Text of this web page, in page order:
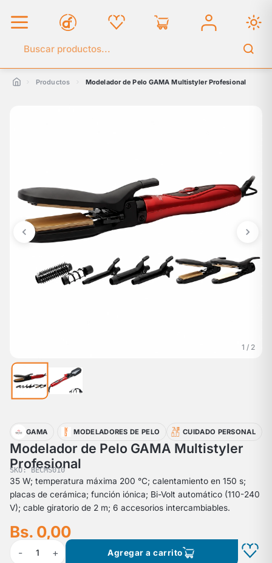
Buscar en el catálogo
Productos Modelador de Pelo GAMA Multistyler Profesional
1 / 2
GAMA MODELADORES DE PELO CUIDADO PERSONAL
Modelador de Pelo GAMA Multistyler
Profesional
SKU: BECMS010
35 W; temperatura máxima 200 °C; calentamiento en 150 s;
placas de cerámica; función iónica; Bi-Volt automático (110-240
V); cable giratorio de 2 m; 6 accesorios intercambiables.
Bs. 0,00
- 1 + Agregar a carrito